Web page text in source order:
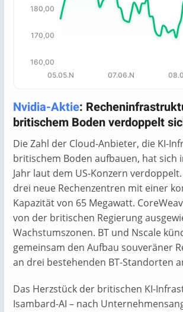
05.05.N 07.06.N
160,00
170,00
180,00
Nvidia-Aktie:
britischem Boden verdoppelt
Die Zahl der Cloud-Anbieter, die KI-
britischem Boden aufbauen, hat sich
Jahr laut dem US-Konzern
drei neue Rechenzentren mit einer
Kapazität von 65 Megawatt.
von der britischen Regierung
Wachstumszonen. BT und Nscale
gemeinsam den Aufbau souveräner
an drei bestehenden BT-Standorten
Das Herzstück der britischen KI-
Isambard-AI – nach